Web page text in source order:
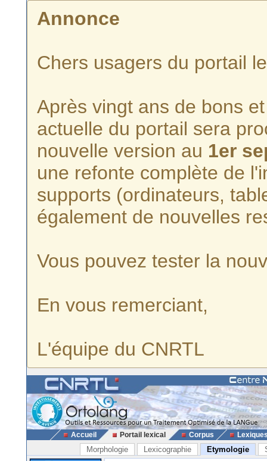
Annonce
Chers usagers du portail
Après vingt ans de bons
actuelle du portail sera
nouvelle version au 1er
une refonte complète de
supports (ordinateurs,
également de nouvelles
Vous pouvez tester la
En vous remerciant,
L'équipe du CNRTL
Accueil Portail lexical Corpus
Morphologie Lexicographie Etymologie